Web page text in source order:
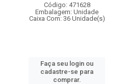
Código: 471628
Embalagem: Unidade
Caixa Com: 36 Unidade(s)
Faça seu login ou
cadastre-se para
comprar.